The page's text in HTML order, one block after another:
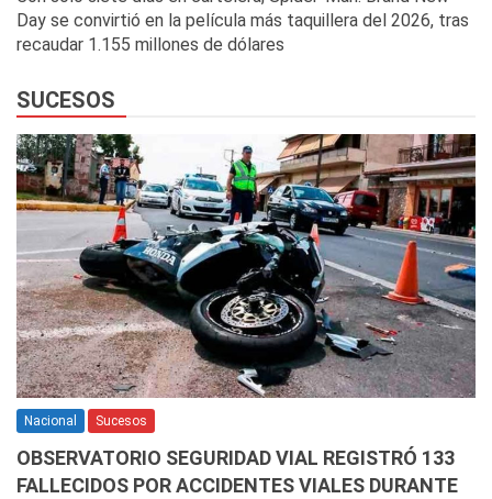
Day se convirtió en la película más taquillera del 2026, tras
recaudar 1.155 millones de dólares
SUCESOS
Nacional Sucesos
OBSERVATORIO SEGURIDAD VIAL REGISTRÓ 133
FALLECIDOS POR ACCIDENTES VIALES DURANTE